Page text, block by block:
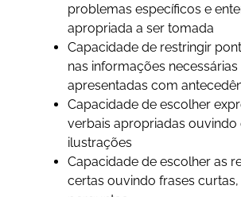
problemas específicos e
apropriada a ser tomada
Capacidade de restringir
nas informações necessárias
apresentadas com
Capacidade de escolher
verbais apropriadas ouvindo
ilustrações
Capacidade de escolher as
certas ouvindo frases